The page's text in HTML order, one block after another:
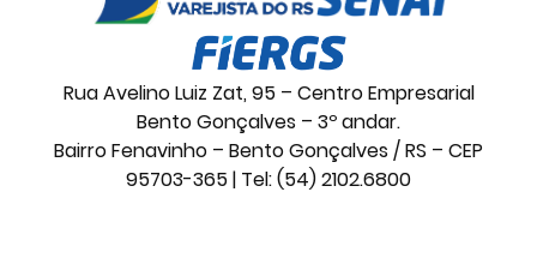
Rua Avelino Luiz Zat, 95 – Centro Empresarial
Bento Gonçalves – 3º andar.
Bairro Fenavinho – Bento Gonçalves / RS – CEP
95703-365 | Tel: (54) 2102.6800